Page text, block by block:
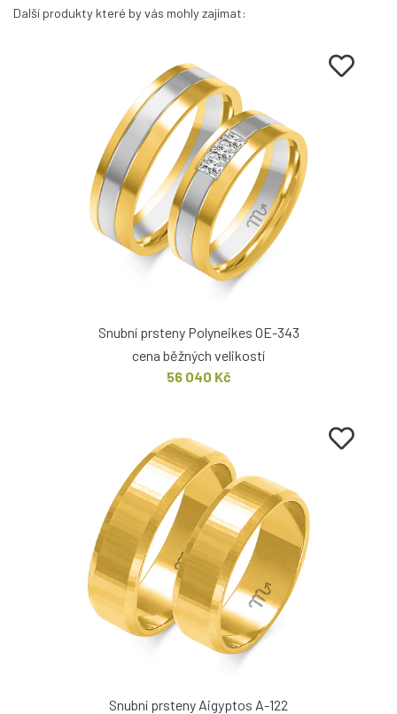
Další produkty které by vás mohly zajímat:
Snubní prsteny Polyneikes OE-343
cena běžných velikostí
56 040 Kč
Snubní prsteny Aigyptos A-122